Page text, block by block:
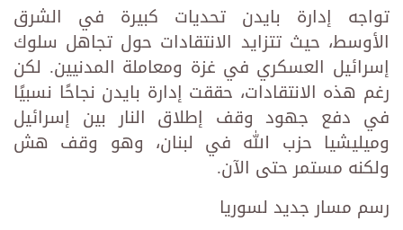
تواجه إدارة بايدن تحديات كبيرة في الشرق
الأوسط، حيث تتزايد الانتقادات حول تجاهل سلوك
إسرائيل العسكري في غزة ومعاملة المدنيين. لكن
رغم هذه الانتقادات، حققت إدارة بايدن نجاحًا نسبيًا
في دفع جهود وقف إطلاق النار بين إسرائيل
وميليشيا حزب الله في لبنان، وهو وقف هش
ولكنه مستمر حتى الآن.
رسم مسار جديد لسوريا